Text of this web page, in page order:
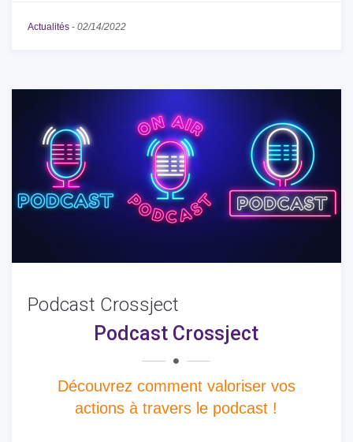
Actualités - 02/14/2022
Podcast Crossject
Podcast Crossject
Découvrez comment valoriser vos
actions à travers le podcast !